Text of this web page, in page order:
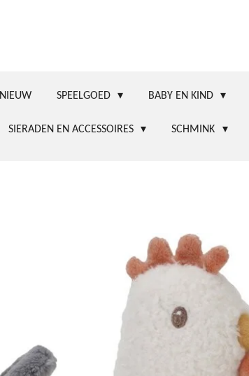
NIEUW SPEELGOED BABY EN KIND
SIERADEN EN ACCESSOIRES SCHMINK